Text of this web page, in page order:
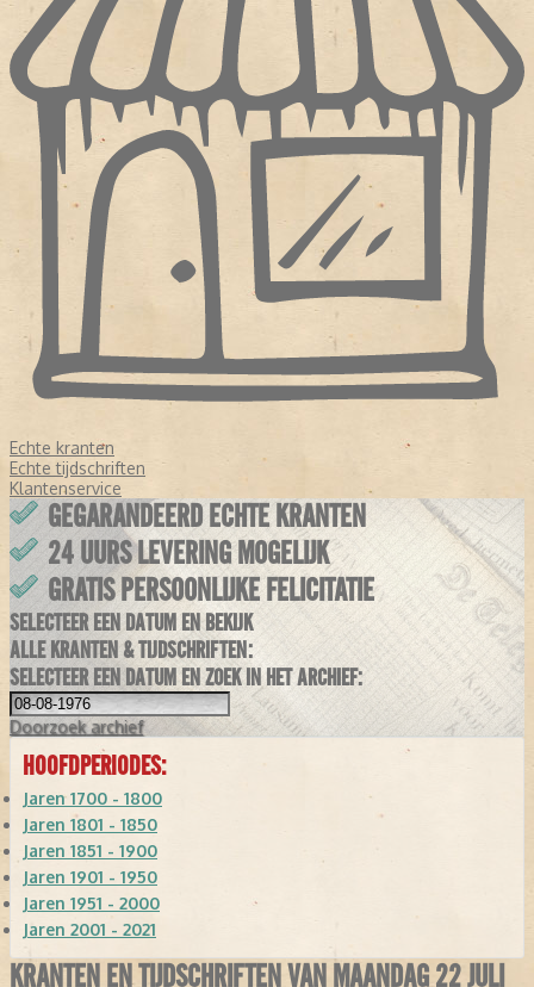
Echte kranten
Echte tijdschriften
Klantenservice
GEGARANDEERD ECHTE KRANTEN
24 UURS LEVERING MOGELIJK
GRATIS PERSOONLIJKE FELICITATIE
SELECTEER EEN DATUM EN BEKIJK
ALLE KRANTEN & TIJDSCHRIFTEN:
SELECTEER EEN DATUM EN ZOEK IN HET ARCHIEF:
Doorzoek archief
HOOFDPERIODES:
Jaren 1700 - 1800
Jaren 1801 - 1850
Jaren 1851 - 1900
Jaren 1901 - 1950
Jaren 1951 - 2000
Jaren 2001 - 2021
KRANTEN EN TIJDSCHRIFTEN VAN MAANDAG 22 JULI